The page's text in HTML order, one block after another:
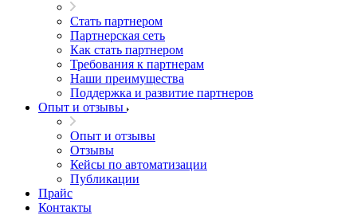
Стать партнером
Партнерская сеть
Как стать партнером
Требования к партнерам
Наши преимущества
Поддержка и развитие партнеров
Опыт и отзывы
Опыт и отзывы
Отзывы
Кейсы по автоматизации
Публикации
Прайс
Контакты